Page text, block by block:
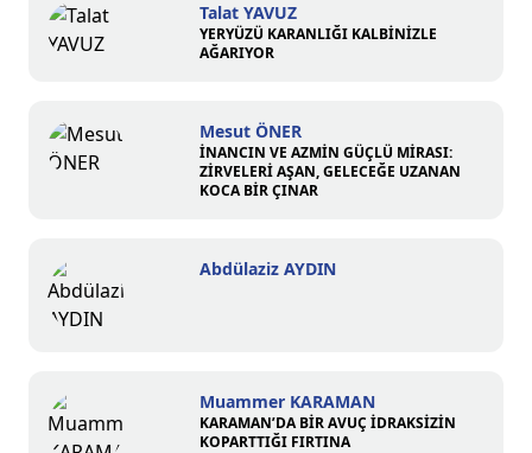
Talat YAVUZ
YERYÜZÜ KARANLIĞI KALBİNİZLE
AĞARIYOR
Mesut ÖNER
İNANCIN VE AZMİN GÜÇLÜ MİRASI:
ZİRVELERİ AŞAN, GELECEĞE UZANAN
KOCA BİR ÇINAR
Abdülaziz AYDIN
Muammer KARAMAN
KARAMAN’DA BİR AVUÇ İDRAKSİZİN
KOPARTTIĞI FIRTINA